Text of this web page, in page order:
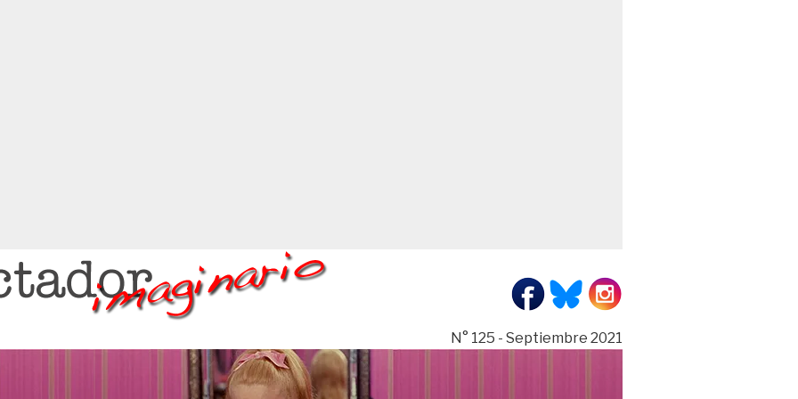
N° 125 - Septiembre 2021